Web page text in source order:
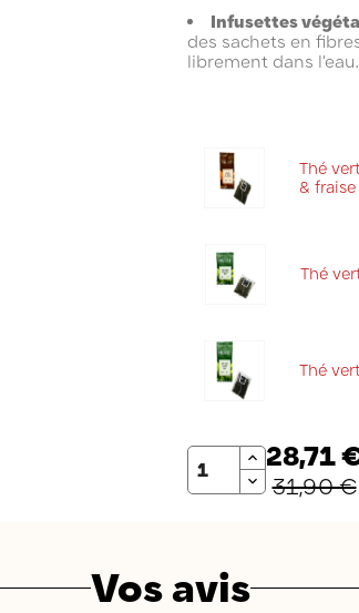
Infusettes
des sachets en
librement dans l'eau.
Thé
&
Thé
Thé
Quantité 28,71
31,90 €
Vos avis